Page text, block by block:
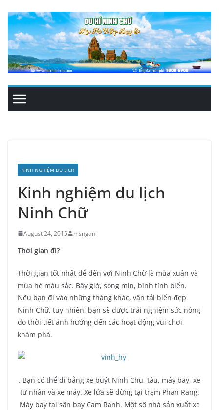
content
KINH NGHIỆM DU LỊCH
Kinh nghiệm du lịch
Ninh Chữ
August 24, 2015 msngan
Thời gian đi?
Thời gian tốt nhất để đến với Ninh Chữ là mùa xuân và
mùa hè màu sắc. Bây giờ, sóng mịn, bình tĩnh biển.
Nếu bạn đi vào những tháng khác, vận tải biển đẹp
Ninh Chữ, tuy nhiên, bạn sẽ được trải nghiệm sức nóng
do thời tiết ảnh hưởng đến các hoạt động vui chơi,
khám phá.
. Bạn có thể đi bằng xe buýt Ninh Chu, tàu, máy bay, xe
tư nhân và xe máy. Xe lửa sẽ dừng tại trạm Phan Rang.
Máy bay tại sân bay Cam Ranh. Một số nhà sản xuất xe